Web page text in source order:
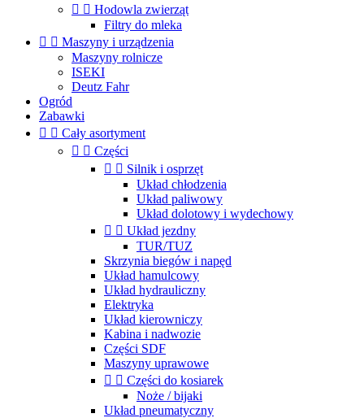
  Hodowla zwierząt
Filtry do mleka
  Maszyny i urządzenia
Maszyny rolnicze
ISEKI
Deutz Fahr
Ogród
Zabawki
  Cały asortyment
  Części
  Silnik i osprzęt
Układ chłodzenia
Układ paliwowy
Układ dolotowy i wydechowy
  Układ jezdny
TUR/TUZ
Skrzynia biegów i napęd
Układ hamulcowy
Układ hydrauliczny
Elektryka
Układ kierowniczy
Kabina i nadwozie
Części SDF
Maszyny uprawowe
  Części do kosiarek
Noże / bijaki
Układ pneumatyczny